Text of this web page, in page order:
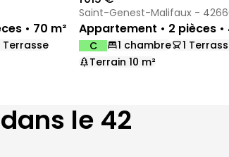
• 70 m²
Terrasse
Saint-Genest-Malifaux -
Appartement • 2 pièces •
DPE :
C
,
1 chambre
,
1
Terrain 10 m²
le 42